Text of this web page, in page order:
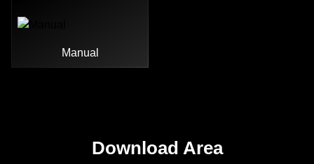
Manual
Download Area